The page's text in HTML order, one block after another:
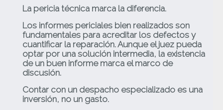
La pericia técnica marca la diferencia.
Los informes periciales bien realizados son
fundamentales para acreditar los defectos y
cuantificar la reparación. Aunque el juez pueda
optar por una solución intermedia, la existencia
de un buen informe marca el marco de
discusión.
Contar con un despacho especializado es una
inversión, no un gasto.